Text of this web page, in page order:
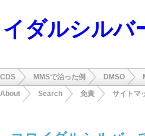
ダルシルバ
CDS MMSで治った例 DMSO
About Search 免責 サイトマ